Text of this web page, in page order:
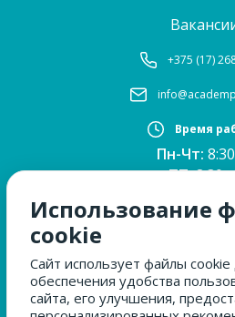
+375 (17)
Время
Пн-Чт:
ПТ:
Сб, Вс:
МЫ ЗА
Использование
cookie
Сайт использует файлы cookie
обеспечения удобства
сайта, его улучшения,